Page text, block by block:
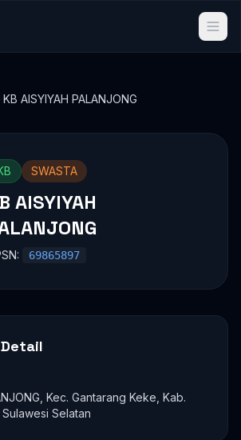
KB AISYIYAH PALANJONG
SWASTA
AISYIYAH
69865897
Kec. Gantarang Keke, Kab.
Selatan